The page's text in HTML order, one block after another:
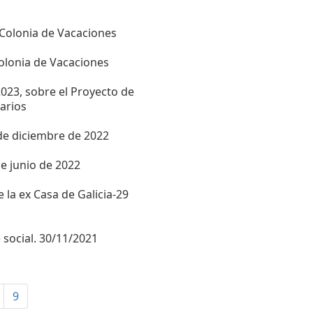
de Vacaciones
de Vacaciones
sobre el Proyecto de
diciembre de 2022
junio de 2022
ex Casa de Galicia-29
30/11/2021
9